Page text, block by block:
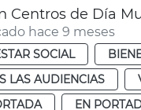
Centros de Día
hace 9 meses
SOCIAL
LAS AUDIENCIAS
EN